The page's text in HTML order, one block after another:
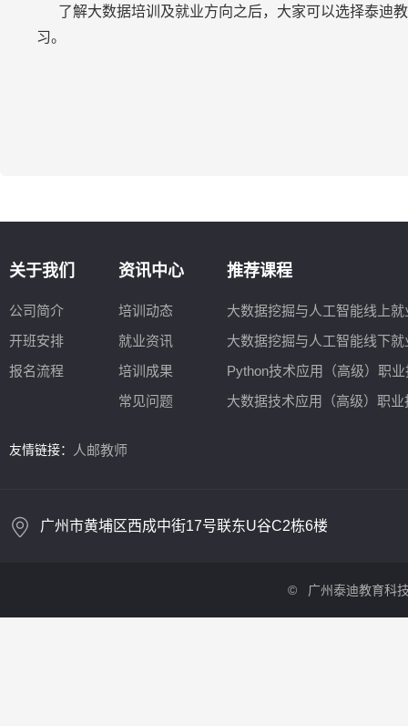
了解大数据培训及就业方向之后，大家可以选择泰迪
习。
关于我们
公司简介
开班安排
报名流程
资讯中心
培训动态
就业资讯
培训成果
常见问题
推荐课程
大数据挖掘与人工智能线上就
大数据挖掘与人工智能线下就
Python技术应用（高级）职
大数据技术应用（高级）职
友情链接： 人邮教师
广州市黄埔区西成中街17号联东U谷C2栋6楼
© 广州泰迪教育科